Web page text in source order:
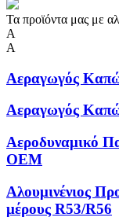
Τα προϊόντα μας με
Α
Α
Αεραγωγός
Αεραγωγός
Αεροδυναμικό
OEM
Αλουμινένιος
μέρους R53/R56